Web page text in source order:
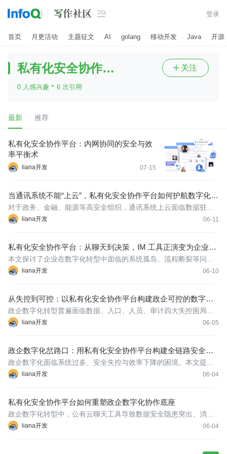
 登录
首页 月更活动 主题征文 AI golang 移动开发 Java 开源
私有化安全协作平台
0 人感兴趣 · 6 次引用
 关注
最新 推荐
私有化安全协作平台：内网协同的安全与效
率平衡术
liana开发 07-15
当通讯系统不能“上云”，私有化安全协作平台如何护航数字化转
型
liana开发 06-11
对于政务、金融、能源等高安全组织，通讯系统上云面临数据驻
留、合规审计、定制化衰减等多重硬约束，贸然迁移反而会撕裂协
的混合架
私有化安全协作平台：从聊天到决策，IM 工具正演变为企业业
务中枢
liana开发 06-10
本文探讨了企业在数字化转型中面临的系统孤岛、流程断裂等问
题，指出IM工具正从消息通道演变为业务中枢。通过构建以私有化
从失控到可控：以私有化安全协作平台构建政企可控的数字化
底座
liana开发 06-05
政企数字化转型普遍面临数据、入口、人员、审计四大失控困局，
根源在于重工具、轻底座的碎片化建设模式。本文指出，以企业级
协作，以超
政企数字化岔路口：用私有化安全协作平台构建全链路安全防
护体系
liana开发 06-04
政企数字化面临系统过多、安全失控与效率下降的困境。本文提出
以企业级即时通讯为数字化底座，构建私有化安全协作平台，通过
权的同
私有化安全协作平台如何重塑政企数字化协作底座
liana开发 06-04
政企数字化转型中，公有云聊天工具导致数据安全隐患突出、消息
无法审计追溯，同时系统孤岛严重、人员管理混乱，标准软件定制